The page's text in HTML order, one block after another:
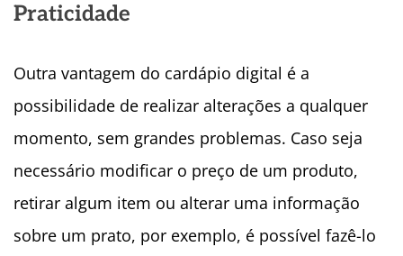
Praticidade
Outra vantagem do cardápio digital é a
possibilidade de realizar alterações a qualquer
momento, sem grandes problemas. Caso seja
necessário modificar o preço de um produto,
retirar algum item ou alterar uma informação
sobre um prato, por exemplo, é possível fazê-lo